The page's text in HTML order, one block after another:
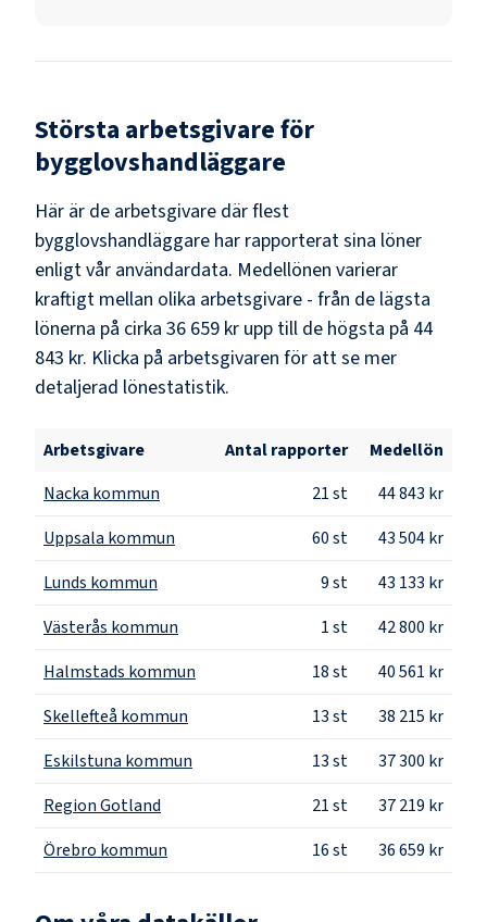
Största arbetsgivare för
bygglovshandläggare
Här är de arbetsgivare där flest
bygglovshandläggare har rapporterat sina löner
enligt vår användardata. Medellönen varierar
kraftigt mellan olika arbetsgivare - från de lägsta
lönerna på cirka 36 659 kr upp till de högsta på 44
843 kr. Klicka på arbetsgivaren för att se mer
detaljerad lönestatistik.
Arbetsgivare Antal rapporter
Medellön
Nacka kommun
21st
44 843 kr
Uppsala kommun
60st
43 504 kr
Lunds kommun
9st
43 133 kr
Västerås kommun
1st
42 800 kr
Halmstads kommun
18st
40 561 kr
Skellefteå kommun
13st
38 215 kr
Eskilstuna kommun
13st
37 300 kr
Region Gotland
21st
37 219 kr
Örebro kommun
16st 36 659 kr